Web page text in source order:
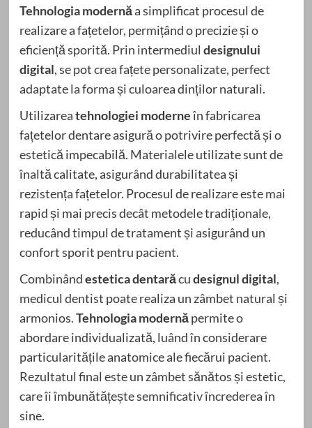
Tehnologia modernăa simplificat procesul de
realizare a fațetelor, permițând o precizie și o
eficiență sporită. Prin intermediul designului
digital, se pot crea fațete personalizate, perfect
adaptate la forma și culoarea dinților naturali.
Utilizareatehnologiei moderneîn fabricarea
fațetelor dentare asigură o potrivire perfectă și o
estetică impecabilă. Materialele utilizate sunt de
înaltă calitate, asigurând durabilitatea și
rezistența fațetelor. Procesul de realizare este mai
rapid și mai precis decât metodele tradiționale,
reducând timpul de tratament și asigurând un
confort sporit pentru pacient.
Combinândestetica dentarăcudesignul digital,
medicul dentist poate realiza un zâmbet natural și
armonios.Tehnologia modernăpermite o
abordare individualizată, luând în considerare
particularitățile anatomice ale fiecărui pacient.
Rezultatul final este un zâmbet sănătos și estetic,
care îi îmbunătățește semnificativ încrederea în
sine.